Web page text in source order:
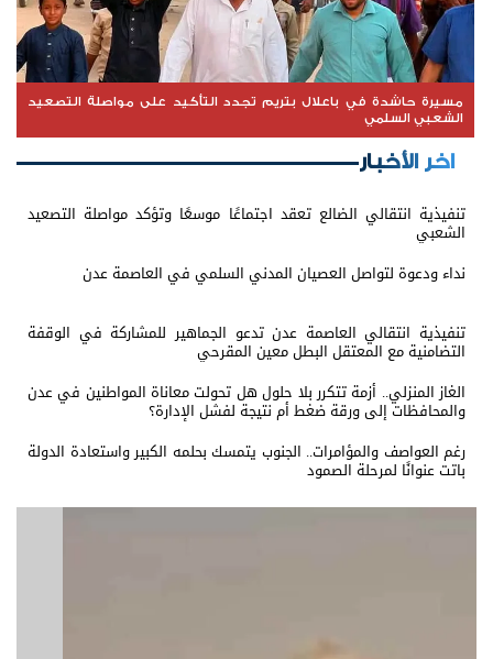
مسيرة حاشدة في باعلال بتريم تجدد التأكيد على مواصلة التصعيد
الشعبي السلمي
اخر الأخبار
تنفيذية انتقالي الضالع تعقد اجتماعًا موسعًا وتؤكد مواصلة التصعيد
الشعبي
نداء ودعوة لتواصل العصيان المدني السلمي في العاصمة عدن
تنفيذية انتقالي العاصمة عدن تدعو الجماهير للمشاركة في الوقفة
التضامنية مع المعتقل البطل معين المقرحي
الغاز المنزلي.. أزمة تتكرر بلا حلول هل تحولت معاناة المواطنين في عدن
والمحافظات إلى ورقة ضغط أم نتيجة لفشل الإدارة؟
رغم العواصف والمؤامرات.. الجنوب يتمسك بحلمه الكبير واستعادة الدولة
باتت عنوانًا لمرحلة الصمود